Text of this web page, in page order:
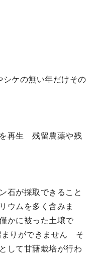
ケの無い年だけその
再生 残留農薬や残
石が採取できること
ウムを多く含みま
かに被った土壌で
りができません そ
して甘藷栽培が行わ